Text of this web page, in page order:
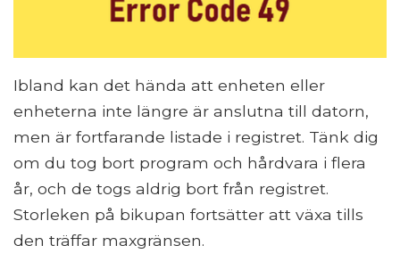
Ibland kan det hända att enheten eller
enheterna inte längre är anslutna till datorn,
men är fortfarande listade i registret. Tänk dig
om du tog bort program och hårdvara i flera
år, och de togs aldrig bort från registret.
Storleken på bikupan fortsätter att växa tills
den träffar maxgränsen.